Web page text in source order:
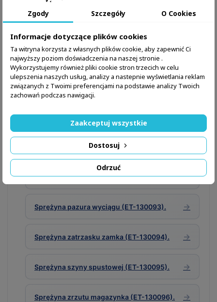
1×
(disconnector).
Podobne produkty
Sprężyna jest częścią zestawu sprężyn do
Sprężyna iglicy (ET-130091). →
Sprężyna pazura wyciągu (ET-130093). →
Sprężyna zatrzasku zamka (ET-130094). →
Sprężyna szyny spustowej (ET-130095). →
Sprężyna zrzutu magazynka (ET-130096). →
Zgody Szczegóły O Cookies
Informacje dotyczące plików cookies
Ta witryna korzysta z własnych plików cookie, aby zapewnić Ci
najwyższy poziom doświadczenia na naszej stronie .
Wykorzystujemy również pliki cookie stron trzecich w celu
ulepszenia naszych usług, analizy a nastepnie wyświetlania reklam
związanych z Twoimi preferencjami na podstawie analizy Twoich
zachowań podczas nawigacji.
Odrzuć
Dostosuj
Zaakceptuj wszystkie